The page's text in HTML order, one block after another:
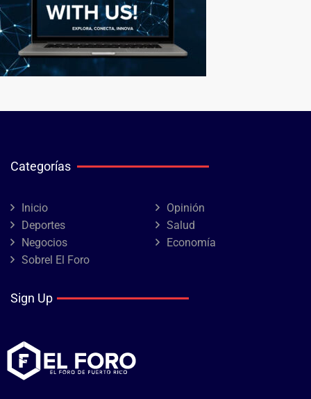
Categorías
Inicio
Opinión
Deportes
Salud
Negocios
Economía
Sobrel El Foro
Sign Up